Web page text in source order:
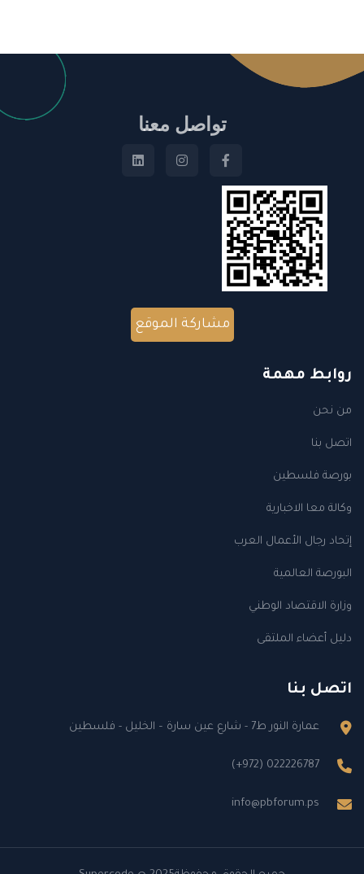
تواصل معنا
مشاركة الموقع
روابط مهمة
من نحن
اتصل بنا
بورصة فلسطين
وكالة معا الاخبارية
إتحاد رجال الأعمال العرب
البورصة العالمية
وزارة الاقتصاد الوطني
دليل أعضاء الملتقى
اتصل بنا
عمارة النور ط7 - شارع عين سارة – الخليل - فلسطين
(+972) 022226787
info@pbforum.ps